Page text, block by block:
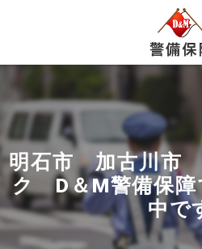
明石市 加古川市
ク D＆M警備保障
中で